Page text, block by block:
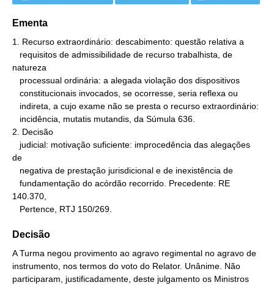
Ementa
1. Recurso extraordinário: descabimento: questão relativa a
natureza
2. Decisão
de
140.370,
   Pertence, RTJ 150/269.
Decisão
A Turma negou provimento ao agravo regimental no agravo de
instrumento, nos termos do voto do Relator. Unânime. Não
participaram, justificadamente, deste julgamento os Ministros